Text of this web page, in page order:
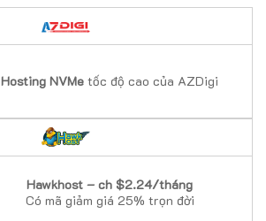
Hosting NVMe tốc độ cao của AZDigi
Hawkhost – ch $2.24/tháng
Có mã giảm giá 25% trọn đời